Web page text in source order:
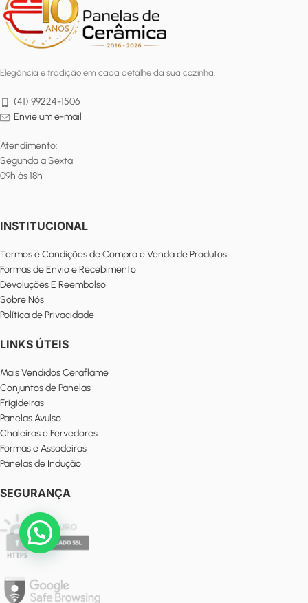
Elegância e tradição em cada detalhe da sua cozinha.
(41) 99224-1506
Envie um e-mail
Atendimento:
Segunda a Sexta
09h às 18h
INSTITUCIONAL
Termos e Condições de Compra e Venda de Produtos
Formas de Envio e Recebimento
Devoluções E Reembolso
Sobre Nós
Política de Privacidade
LINKS ÚTEIS
Mais Vendidos Ceraflame
Conjuntos de Panelas
Frigideiras
Panelas Avulso
Chaleiras e Fervedores
Formas e Assadeiras
Panelas de Indução
SEGURANÇA